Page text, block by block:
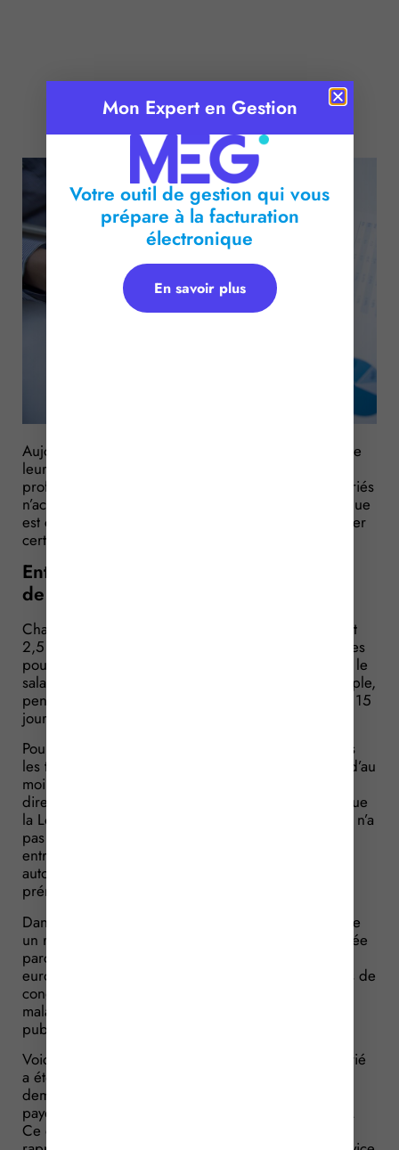
Publié le : 15 juillet 2016
Temps de lecture : 2 minutes
Aujourd’hui, pendant les périodes de suspension de
leur contrat de travail non liées à une maladie
professionnelle ou à un accident de travail, vos salariés
n’acquièrent pas de congés payés. Mais cette pratique
est contraire au droit européen. Ce qui peut impacter
certaines entreprises…
Entreprises délégataires d’une mission
de service public : des spécificités
Chaque mois de travail accompli, un salarié acquiert
2,5 jours ouvrables de congé, soit 30 jours ouvrables
pour 1 année de travail effectif. Réciproquement, si le
salarié est absent, pour cause de maladie par exemple,
pendant 6 mois, il n’aura acquis sur une année que 15
jours ouvrables de congés.
Pourtant, une directive européenne prévoit que tous
les travailleurs doivent bénéficier d’un congé payé d’au
moins 4 semaines par an. Mais, sachez qu’une
directive européenne ne s’impose pas à vous tant que
la Loi française ne le prévoit pas, c’est-à-dire qu’elle n’a
pas été transposée en droit français… Sauf pour les
entreprises chargées d’un service public par une
autorité publique, disposant dans ce cadre de
prérogatives de puissance publique !
Dans une affaire récente, une entreprise qui exploite
un réseau de transports en commun a été condamnée
parce qu’elle devait respectée cette directive
européenne qui prévoit un minimum de 4 semaines de
congés par an, même pour un salarié absent pour
maladie. Elle est en effet délégataire d’un service
public.
Voici ce qu’il s’est passé dans cette affaire : un salarié
a été absent pendant un peu plus de 3 ans et a
demandé à bénéficier d’une indemnité de congés
payés, malgré son absence pour une longue durée.
Ce que l’employeur a refusé. Mais le juge a, ici,
Mon Expert en Gestion
Votre outil de gestion qui vous
prépare à la facturation
électronique
En savoir plus